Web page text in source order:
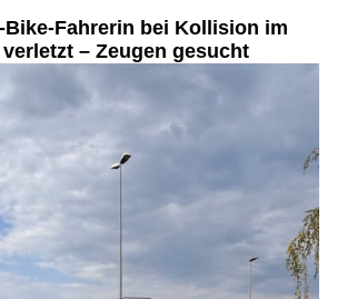
Bike-Fahrerin bei Kollision im
– Zeugen gesucht